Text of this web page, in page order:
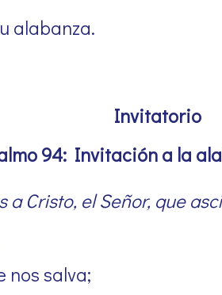
alabanza.
Invitatorio
94: Invitación a la
a Cristo, el Señor, que
nos salva;